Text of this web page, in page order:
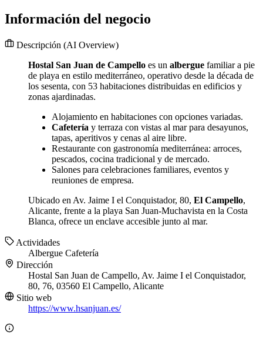
Información del negocio
Descripción (AI Overview)
Hostal San Juan de Campello es un albergue familiar a pie
de playa en estilo mediterráneo, operativo desde la década de
los sesenta, con 53 habitaciones distribuidas en edificios y
zonas ajardinadas.
Alojamiento en habitaciones con opciones variadas.
Cafetería y terraza con vistas al mar para desayunos,
tapas, aperitivos y cenas al aire libre.
Restaurante con gastronomía mediterránea: arroces,
pescados, cocina tradicional y de mercado.
Salones para celebraciones familiares, eventos y
reuniones de empresa.
Ubicado en Av. Jaime I el Conquistador, 80, El Campello,
Alicante, frente a la playa San Juan-Muchavista en la Costa
Blanca, ofrece un enclave accesible junto al mar.
Actividades
Albergue Cafetería
Dirección
Hostal San Juan de Campello, Av. Jaime I el Conquistador,
80, 76, 03560 El Campello, Alicante
Sitio web
https://www.hsanjuan.es/